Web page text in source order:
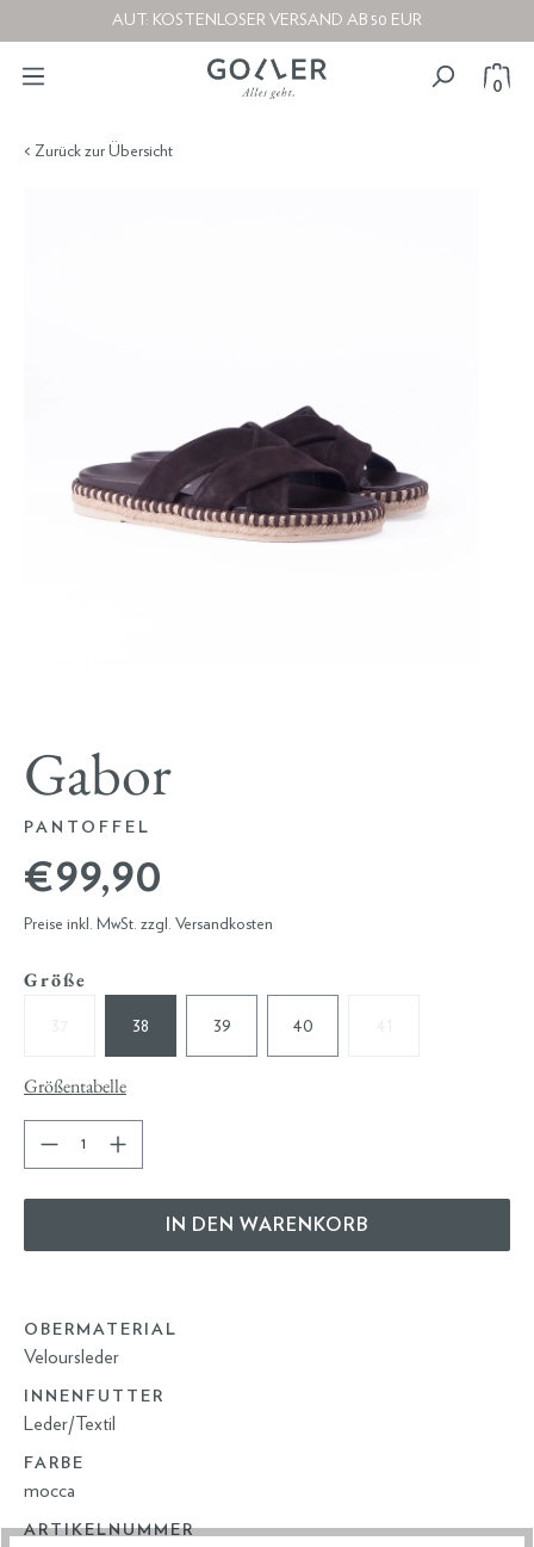
AUT: KOSTENLOSER VERSAND AB 50 EUR
0
< Zurück zur Übersicht
Gabor
PANTOFFEL
€ 99,90
Preise inkl. MwSt. zzgl. Versandkosten
Größe
38 39 40
Größentabelle
IN DEN WARENKORB
OBERMATERIAL
Veloursleder
INNENFUTTER
Leder/Textil
FARBE
mocca
ARTIKELNUMMER